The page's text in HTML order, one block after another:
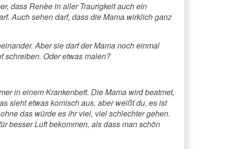
dass Renèe in aller Traurigkeit auch ein
Auch sehen darf, dass die Mama wirklich ganz
Aber sie darf der Mama noch einmal
schreiben. Oder etwas malen?
in einem Krankenbett. Die Mama wird beatmet,
sieht etwas komisch aus, aber weißt du, es ist
das würde es ihr viel, viel schlechter gehen.
besser Luft bekommen, als dass man schön